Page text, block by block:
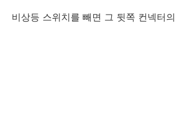
비상등 스위치를 빼면 그 뒷쪽 컨넥터